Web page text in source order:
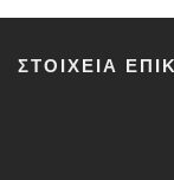
ΣΤΟΙΧΕΊΑ